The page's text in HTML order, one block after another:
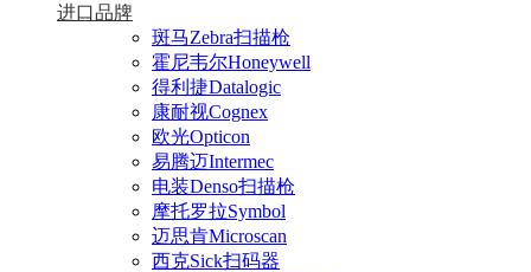
进口品牌
斑马Zebra扫描枪
霍尼韦尔Honeywell
得利捷Datalogic
康耐视Cognex
欧光Opticon
易腾迈Intermec
电装Denso扫描枪
摩托罗拉Symbol
迈思肯Microscan
西克Sick扫码器